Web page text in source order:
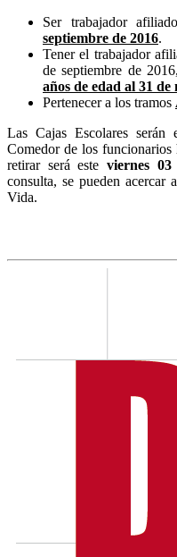
Ser trabajador
septiembre de 2016.
Tener el trabajador
de septiembre de
años de edad al 31 de
Pertenecer a los tramos
Las Cajas Escolares serán
Comedor de los funcionarios
retirar será esteviernes
consulta, se pueden
Vida.